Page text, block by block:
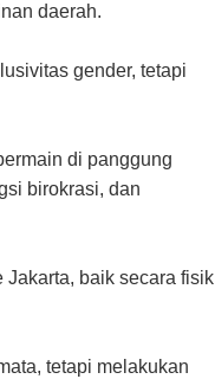
daerah.
gender, tetapi
di panggung
birokrasi, dan
baik secara fisik
tetapi melakukan